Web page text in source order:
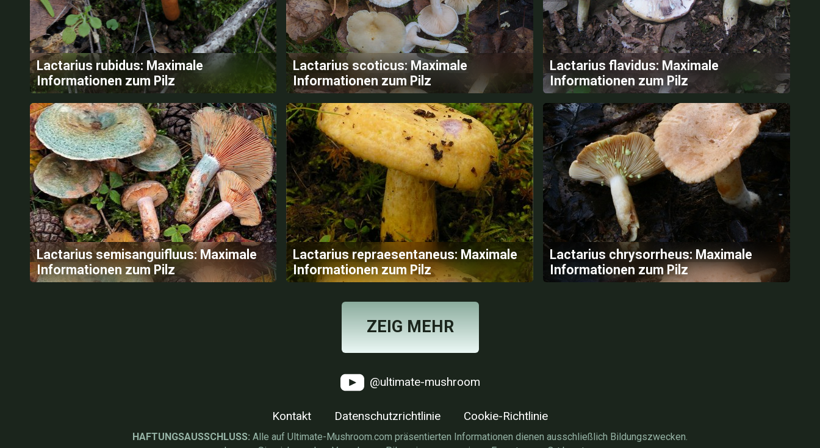
Lactarius rubidus: Maximale
Informationen zum Pilz
Lactarius scoticus: Maximale
Informationen zum Pilz
Lactarius flavidus: Maximale
Informationen zum Pilz
Lactarius semisanguifluus: Maximale
Informationen zum Pilz
Lactarius repraesentaneus: Maximale
Informationen zum Pilz
Lactarius chrysorrheus: Maximale
Informationen zum Pilz
ZEIG MEHR
@ultimate-mushroom
Kontakt Datenschutzrichtlinie Cookie-Richtlinie
HAFTUNGSAUSSCHLUSS: Alle auf Ultimate-Mushroom.com präsentierten Informationen dienen ausschließlich Bildungszwecken.